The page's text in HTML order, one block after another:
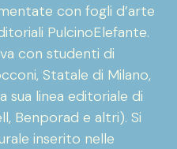
con fogli d’arte
PulcinoElefante.
con studenti di
Statale di Milano,
sua linea editoriale di
Benporad e altri). Si
inserito nelle